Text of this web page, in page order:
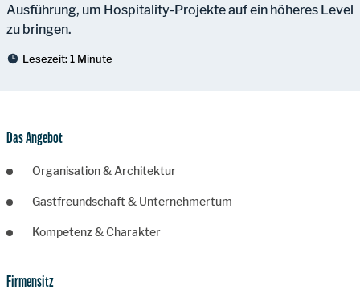
Ausführung, um Hospitality-Projekte auf ein höheres Level
zu bringen.
Lesezeit:1 Minute
Das Angebot
Organisation & Architektur
Gastfreundschaft & Unternehmertum
Kompetenz & Charakter
Firmensitz